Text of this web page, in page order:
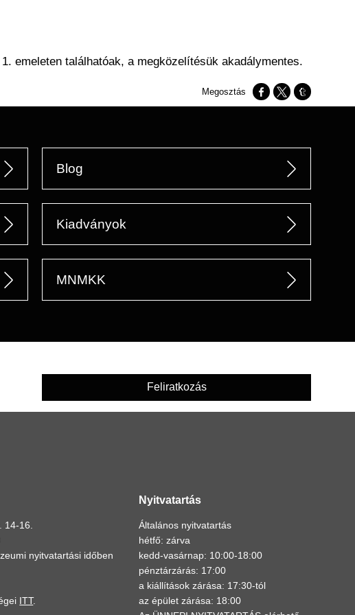
emeleten találhatóak, a megközelítésük akadálymentes.
Opens in a new window
Opens in a new
Opens in a
Blog
Kiadványok
MNMKK
Feliratkozás
14-16.
nyitvatartási időben
ITT.
Nyitvatartás
Általános nyitvatartás
hétfő: zárva
kedd-vasárnap: 10:00-18:00
pénztárzárás: 17:00
a kiállítások zárása: 17:30-tól
az épület zárása: 18:00